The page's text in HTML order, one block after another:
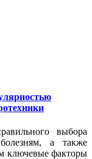
выбора
а также
ключевые факторы